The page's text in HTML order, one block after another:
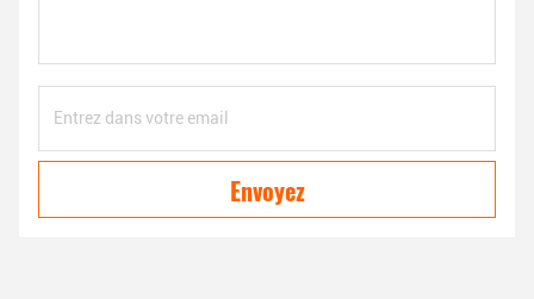
Envoyez